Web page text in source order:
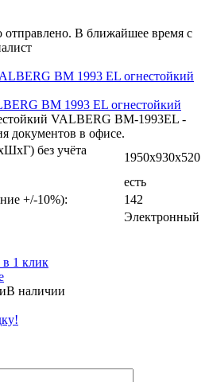
В ближайшее время с
BM 1993 EL огнестойкий
VALBERG BM-1993EL -
документов в офисе.
без учёта
1950х930х520
есть
+/-10%):
142
Электронный
1 клик
В наличии